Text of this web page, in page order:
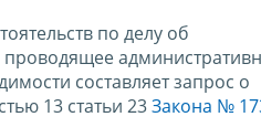
по делу об
составляет запрос о
13 статьи 23Закона №